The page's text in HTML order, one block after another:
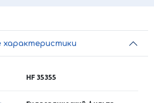
характеристики
HF 35355